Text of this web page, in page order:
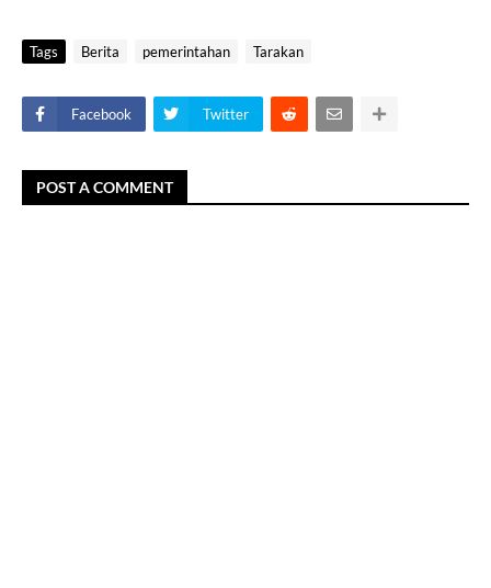
Tags Berita pemerintahan Tarakan
Facebook Twitter
POST A COMMENT